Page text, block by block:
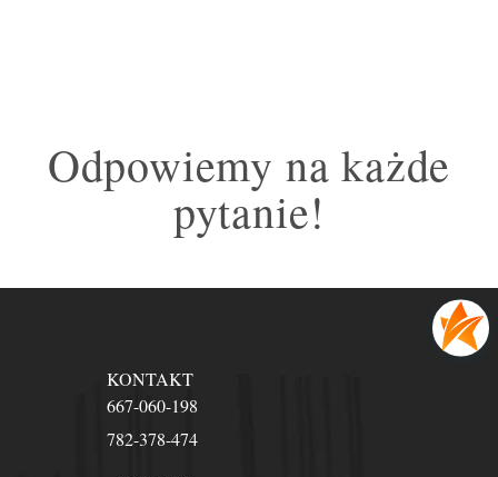
Odpowiemy na każde
pytanie!
KONTAKT
667-060-198
782-378-474